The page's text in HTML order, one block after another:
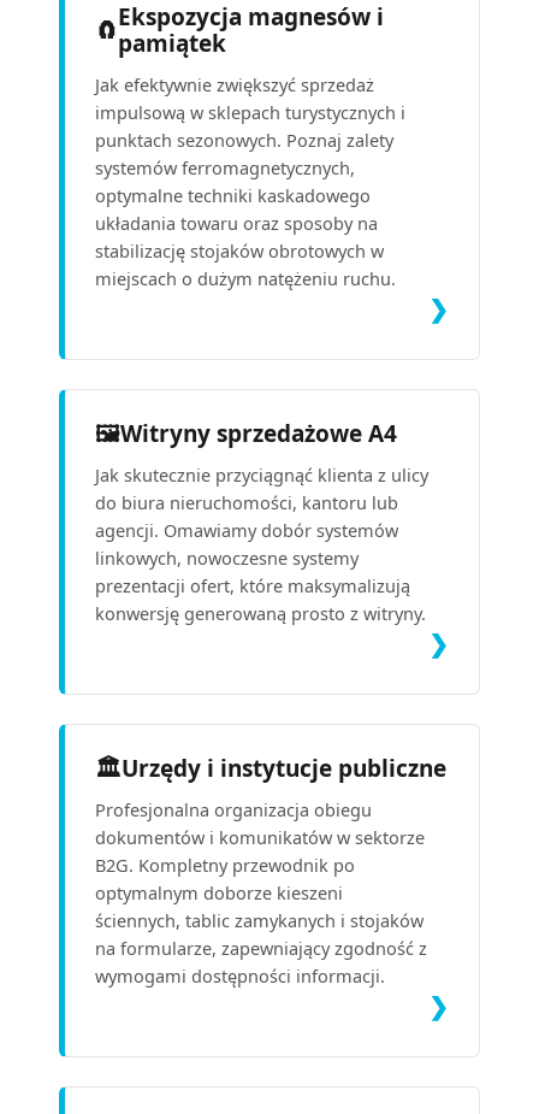
🧲Ekspozycja magnesów i
pamiątek
Jak efektywnie zwiększyć sprzedaż
impulsową w sklepach turystycznych i
punktach sezonowych. Poznaj zalety
systemów ferromagnetycznych,
optymalne techniki kaskadowego
układania towaru oraz sposoby na
stabilizację stojaków obrotowych w
miejscach o dużym natężeniu ruchu.
❯
🖼️Witryny sprzedażowe A4
Jak skutecznie przyciągnąć klienta z ulicy
do biura nieruchomości, kantoru lub
agencji. Omawiamy dobór systemów
linkowych, nowoczesne systemy
prezentacji ofert, które maksymalizują
konwersję generowaną prosto z witryny.
❯
🏛️Urzędy i instytucje publiczne
Profesjonalna organizacja obiegu
dokumentów i komunikatów w sektorze
B2G. Kompletny przewodnik po
optymalnym doborze kieszeni
ściennych, tablic zamykanych i stojaków
na formularze, zapewniający zgodność z
wymogami dostępności informacji.
❯